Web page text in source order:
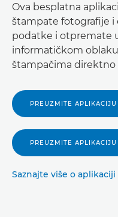
Ova besplatna
štampate fotografije
podatke i otpremate
informatičkom
štampačima direktno
PREUZMITE
PREUZMITE
Saznajte više o aplikaciji